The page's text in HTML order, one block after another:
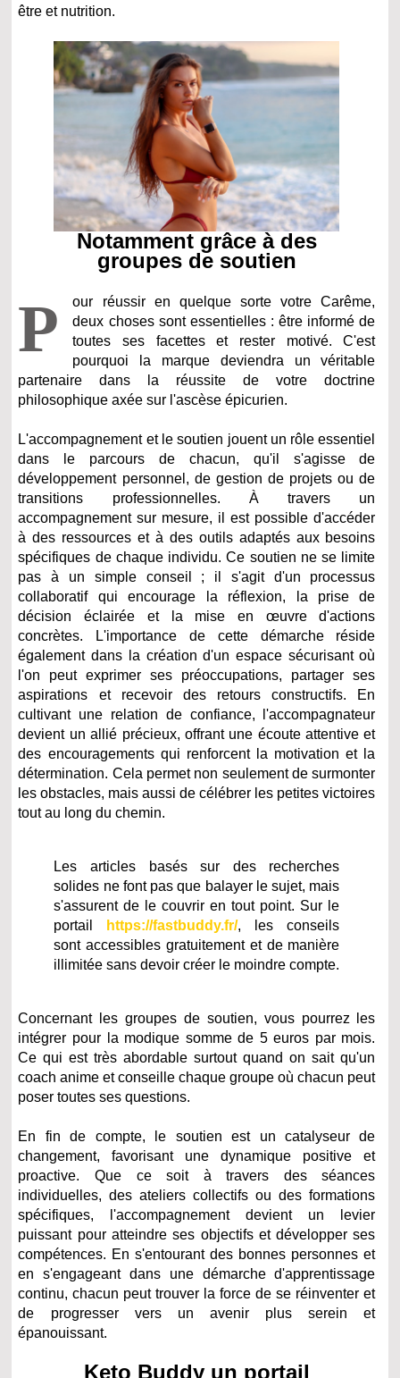
être et nutrition.
Notamment grâce à des
groupes de soutien
P
our réussir en quelque sorte votre Carême,
deux choses sont essentielles : être informé de
toutes ses facettes et rester motivé. C'est
pourquoi la marque deviendra un véritable
partenaire dans la réussite de votre doctrine
philosophique axée sur l'ascèse épicurien.
L'accompagnement et le soutien jouent un rôle essentiel
dans le parcours de chacun, qu'il s'agisse de
développement personnel, de gestion de projets ou de
transitions professionnelles. À travers un
accompagnement sur mesure, il est possible d'accéder
à des ressources et à des outils adaptés aux besoins
spécifiques de chaque individu. Ce soutien ne se limite
pas à un simple conseil ; il s'agit d'un processus
collaboratif qui encourage la réflexion, la prise de
décision éclairée et la mise en œuvre d'actions
concrètes. L'importance de cette démarche réside
également dans la création d'un espace sécurisant où
l'on peut exprimer ses préoccupations, partager ses
aspirations et recevoir des retours constructifs. En
cultivant une relation de confiance, l'accompagnateur
devient un allié précieux, offrant une écoute attentive et
des encouragements qui renforcent la motivation et la
détermination. Cela permet non seulement de surmonter
les obstacles, mais aussi de célébrer les petites victoires
tout au long du chemin.
Les articles basés sur des recherches
solides ne font pas que balayer le sujet, mais
s'assurent de le couvrir en tout point. Sur le
portail
https://fastbuddy.fr/, les conseils
sont accessibles gratuitement et de manière
illimitée sans devoir créer le moindre compte.
Concernant les groupes de soutien, vous pourrez les
intégrer pour la modique somme de 5 euros par mois.
Ce qui est très abordable surtout quand on sait qu'un
coach anime et conseille chaque groupe où chacun peut
poser toutes ses questions.
En fin de compte, le soutien est un catalyseur de
changement, favorisant une dynamique positive et
proactive. Que ce soit à travers des séances
individuelles, des ateliers collectifs ou des formations
spécifiques, l'accompagnement devient un levier
puissant pour atteindre ses objectifs et développer ses
compétences. En s'entourant des bonnes personnes et
en s'engageant dans une démarche d'apprentissage
continu, chacun peut trouver la force de se réinventer et
de progresser vers un avenir plus serein et
épanouissant.
Keto Buddy un portail